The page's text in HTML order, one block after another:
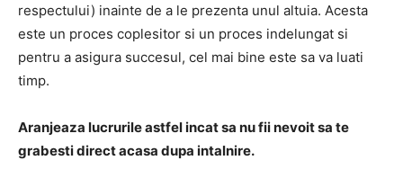
respectului) inainte de a le prezenta unul altuia. Acesta
este un proces coplesitor si un proces indelungat si
pentru a asigura succesul, cel mai bine este sa va luati
timp.
Aranjeaza lucrurile astfel incat sa nu fii nevoit sa te
grabesti direct acasa dupa intalnire.